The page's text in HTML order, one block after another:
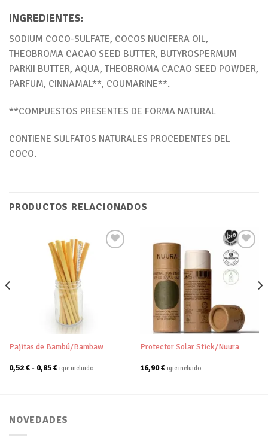
INGREDIENTES:
SODIUM COCO-SULFATE, COCOS NUCIFERA OIL,
THEOBROMA CACAO SEED BUTTER, BUTYROSPERMUM
PARKII BUTTER, AQUA, THEOBROMA CACAO SEED POWDER,
PARFUM, CINNAMAL**, COUMARINE**.
**COMPUESTOS PRESENTES DE FORMA NATURAL
CONTIENE SULFATOS NATURALES PROCEDENTES DEL
COCO.
PRODUCTOS RELACIONADOS
Pajitas de Bambú/Bambaw
0,52€- 0,85€Rango
de
igic incluido
Añadir
deseos
Protector Solar Stick/Nuura
16,90€ igic incluido
NOVEDADES